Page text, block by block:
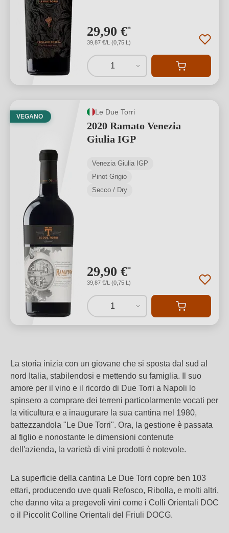
29,90 €*
39,87 €/L (0,75 L)
1
VEGANO
Le Due Torri
2020 Ramato Venezia
Giulia IGP
Venezia Giulia IGP
Pinot Grigio
Secco / Dry
29,90 €*
39,87 €/L (0,75 L)
1
La storia inizia con un giovane che si sposta dal sud al
nord Italia, stabilendosi e mettendo su famiglia. Il suo
amore per il vino e il ricordo di Due Torri a Napoli lo
spinsero a comprare dei terreni particolarmente vocati per
la viticultura e a inaugurare la sua cantina nel 1980,
battezzandola "Le Due Torri". Ora, la gestione è passata
al figlio e nonostante le dimensioni contenute
dell'azienda, la varietà di vini prodotti è notevole.
La superficie della cantina Le Due Torri copre ben 103
ettari, producendo uve quali Refosco, Ribolla, e molti altri,
che danno vita a pregevoli vini come i Colli Orientali DOC
o il Piccolit Colline Orientali del Friuli DOCG.